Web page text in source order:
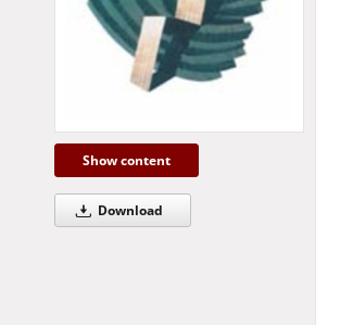
Show content
Download